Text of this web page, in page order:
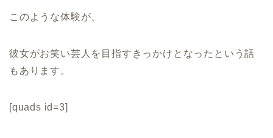
このような体験が、
彼女がお笑い芸人を目指すきっかけとなったという話
もあります。
[quads id=3]